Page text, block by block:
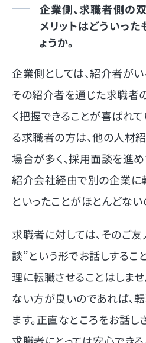
企業側、求職者側の
メリットはどういっ
ょうか。
企業側としては、紹介者がい
その紹介者を通じた求職者
く把握できることが喜ばれ
る求職者の方は、他の人材
場合が多く、採用面談を進
紹介会社経由で別の企業に
といったことがほとんどない
求職者に対しては、そのご
談”という形でお話しするこ
理に転職させることはしま
ない方が良いのであれば、
ます。正直なところをお話し